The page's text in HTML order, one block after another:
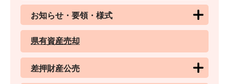
お知らせ・要領・様式
県有資産売却
差押財産公売